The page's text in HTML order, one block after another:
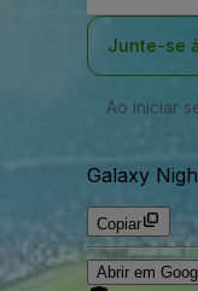
Junte-se
Ao iniciar
Galaxy
Copiar
Abrir em